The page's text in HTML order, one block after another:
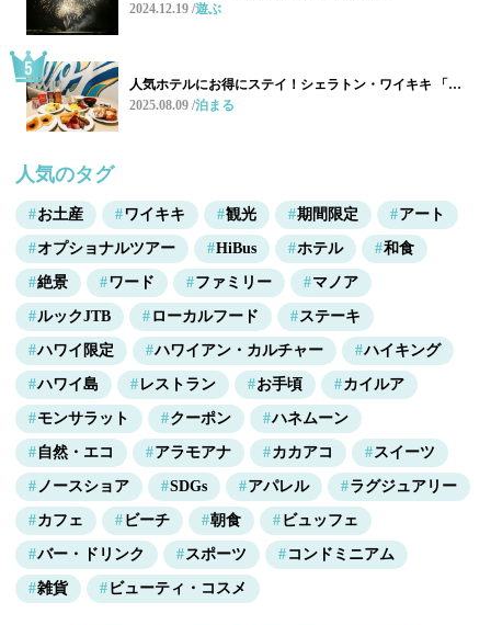
2024.12.19 遊ぶ
人気ホテルにお得にステイ！シェラトン・ワイキキ 「…
2025.08.09 泊まる
人気のタグ
お土産 ワイキキ 観光 期間限定 アート
オプショナルツアー HiBus ホテル 和食
絶景 ワード ファミリー マノア
ルックJTB ローカルフード ステーキ
ハワイ限定 ハワイアン・カルチャー ハイキング
ハワイ島 レストラン お手頃 カイルア
モンサラット クーポン ハネムーン
自然・エコ アラモアナ カカアコ スイーツ
ノースショア SDGs アパレル ラグジュアリー
カフェ ビーチ 朝食 ビュッフェ
バー・ドリンク スポーツ コンドミニアム
雑貨 ビューティ・コスメ